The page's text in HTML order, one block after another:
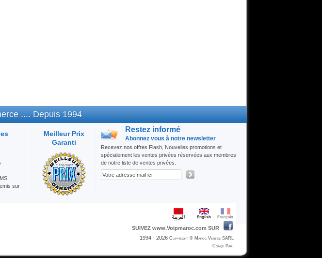
.... Depuis 1994
sur
-
Meilleur Prix
Garanti
Restez informé
Abonnez vous à notre newsletter
Recevez nos offres Flash, Nouvelles promotions et
spécialement les ventes privées réservées aux membres
de notre liste de ventes privées.
SUIVEZ www.Voipmaroc.com SUR
1994 - 2026 Copyright © Maroc Ventes SARL
Conçu Par: